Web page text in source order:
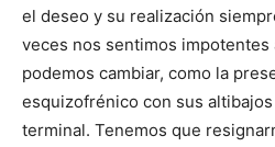
el deseo y su realización
veces nos sentimos impotentes
podemos cambiar, como la
esquizofrénico con sus
terminal. Tenemos que